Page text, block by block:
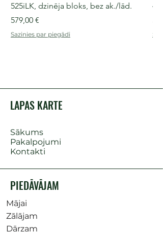
525iLK, dzinēja bloks, bez ak./lād.
Cena
579,00 €
Sazinies par piegādi
LAPAS KARTE
Sākums
Pakalpojumi
Kontakti
PIEDĀVĀJAM
Mājai
Zālājam
Dārzam